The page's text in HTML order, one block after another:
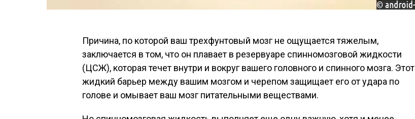
Причина, по которой ваш трехфунтовый мозг не ощущается тяжелым,
заключается в том, что он плавает в резервуаре спинномозговой жидкости
(ЦСЖ), которая течет внутри и вокруг вашего головного и спинного мозга. Этот
жидкий барьер между вашим мозгом и черепом защищает его от удара по
голове и омывает ваш мозг питательными веществами.